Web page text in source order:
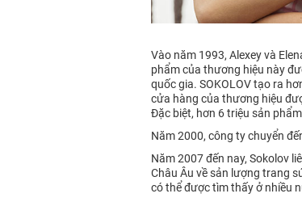
Vào năm 1993, Alexey và
phẩm của thương hiệu này
quốc gia. SOKOLOV tạo ra
cửa hàng của thương hiệu
Đặc biệt, hơn 6 triệu sản
Năm 2000, công ty chuyển
Năm 2007 đến nay, Sokolov
Châu Âu về sản lượng trang
có thể được tìm thấy ở nhiều